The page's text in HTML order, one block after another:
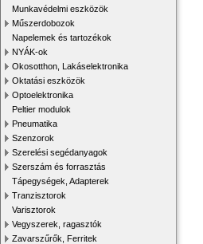
Munkavédelmi eszközök
Műszerdobozok
Napelemek és tartozékok
NYÁK-ok
Okosotthon, Lakáselektronika
Oktatási eszközök
Optoelektronika
Peltier modulok
Pneumatika
Szenzorok
Szerelési segédanyagok
Szerszám és forrasztás
Tápegységek, Adapterek
Tranzisztorok
Varisztorok
Vegyszerek, ragasztók
Zavarszűrők, Ferritek